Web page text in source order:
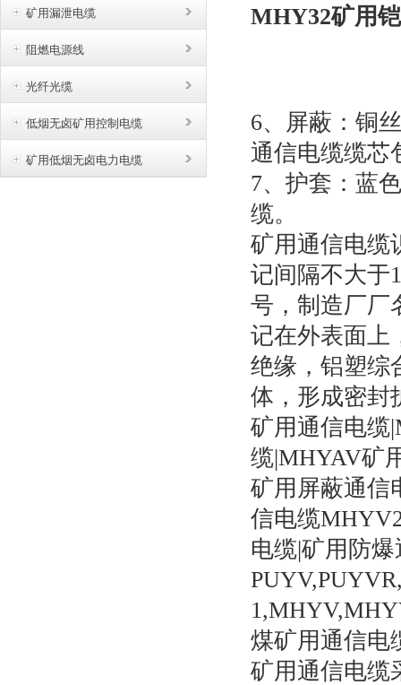
矿用漏泄电缆
阻燃电源线
光纤光缆
低烟无卤矿用控制电缆
矿用低烟无卤电力电缆
MHY32矿用
6、屏蔽：铜
通信电缆缆芯
7、护套：蓝
缆。
矿用通信电缆
记间隔不大于
号，制造厂厂
记在外表面上
绝缘，铝塑综
体，形成密封
矿用通信电缆
缆|MHYAV矿
矿用屏蔽通信
信电缆
电缆|矿用防
煤矿用通信电
矿用通信电缆